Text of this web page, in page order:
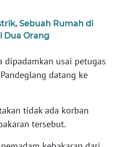
Sebuah Rumah di
Dua Orang
dipadamkan usai petugas
datang ke
tidak ada korban
tersebut.